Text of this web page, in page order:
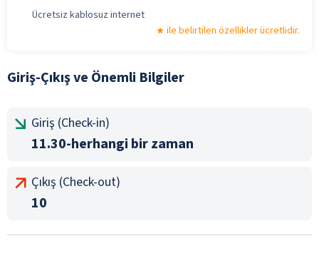
Ücretsiz kablosuz internet
ile belirtilen özellikler ücretlidir.
Giriş-Çıkış ve Önemli Bilgiler
Giriş (Check-in)
11.30-herhangi bir zaman
Çıkış (Check-out)
10